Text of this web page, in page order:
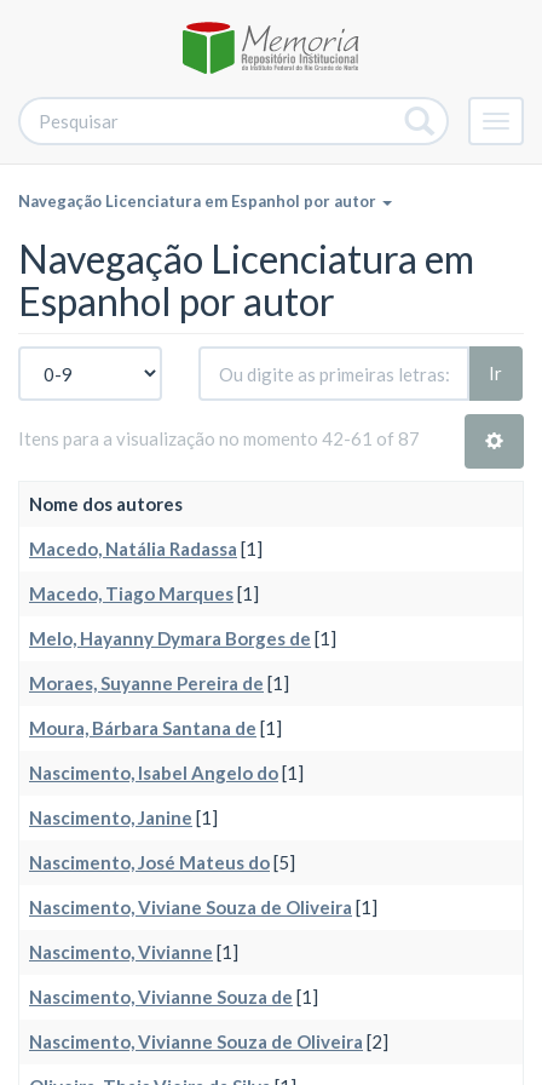
Navegação Licenciatura em Espanhol por autor
Navegação Licenciatura em
Espanhol por autor
Ir
Itens para a visualização no momento 42-61 of 87
Nome dos autores
Macedo, Natália Radassa [1]
Macedo, Tiago Marques[1]
Melo, Hayanny Dymara Borges de [1]
Moraes, Suyanne Pereira de [1]
Moura, Bárbara Santana de [1]
Nascimento, Isabel Angelo do[1]
Nascimento, Janine [1]
Nascimento, José Mateus do[5]
Nascimento, Viviane Souza de Oliveira [1]
Nascimento, Vivianne [1]
Nascimento, Vivianne Souza de [1]
Nascimento, Vivianne Souza de Oliveira [2]